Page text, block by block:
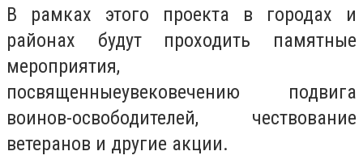
В рамках этого проекта в городах и
районах будут проходить памятные
мероприятия,
посвященныеувековечению подвига
воинов-освободителей, чествование
ветеранов и другие акции.